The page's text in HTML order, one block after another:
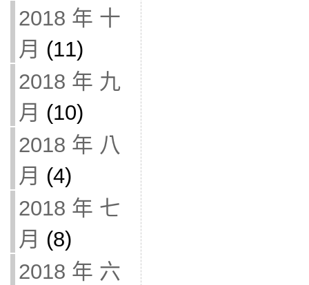
2018 年 十
月 (11)
2018 年 九
月 (10)
2018 年 八
月 (4)
2018 年 七
月 (8)
2018 年 六